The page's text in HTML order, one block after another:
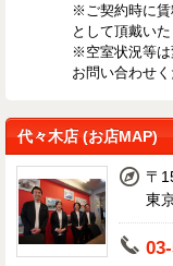
※ご契約時に賃
として頂戴い
※空室状況等は
お問い合わせ
代々木店 (お店MAP)
〒
東